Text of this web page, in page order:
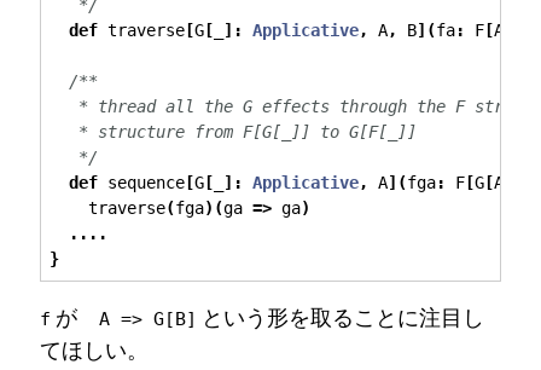
*/
def traverse[G[ ]: Applicative, A, B](fa: F[A
/**
* thread all the G effects through the F
* structure from F[G[_]] to G[F[_]]
*/
def sequence[G[ ]: Applicative, A](fga: F[G[A
traverse(fga)(ga => ga)
....
}
f が A => G[B]
という形を取ることに注目し
てほしい。